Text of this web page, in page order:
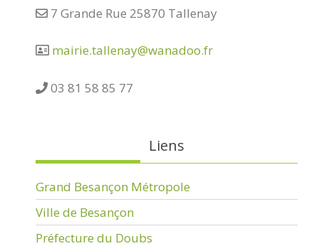
7 Grande Rue 25870 Tallenay
mairie.tallenay@wanadoo.fr
03 81 58 85 77
Liens
Grand Besançon Métropole
Ville de Besançon
Préfecture du Doubs